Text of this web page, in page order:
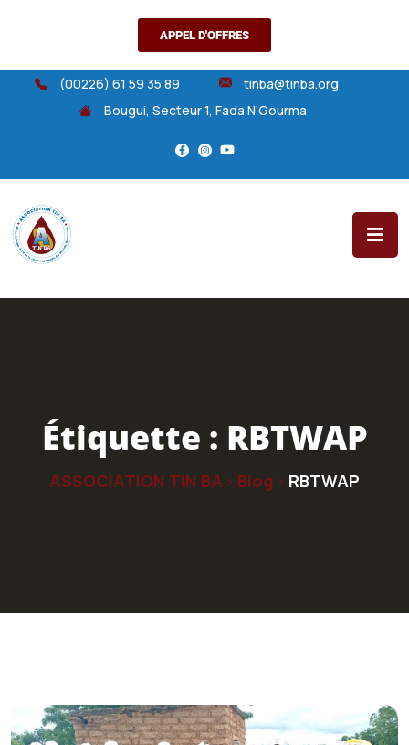
APPEL D'OFFRES
(00226) 61 59 35 89
tinba@tinba.org
Bougui, Secteur 1, Fada N’Gourma
Étiquette : RBTWAP
ASSOCIATION TIN BA > Blog > RBTWAP